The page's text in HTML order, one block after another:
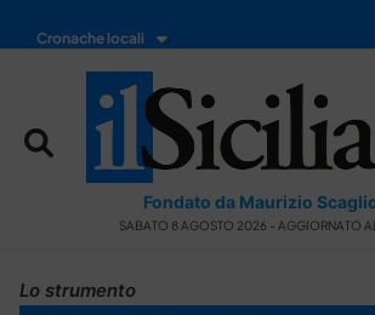
Cronache locali
Fondato da Maurizio
SABATO 8 AGOSTO 2026 - AGGIORNATO
Lo strumento